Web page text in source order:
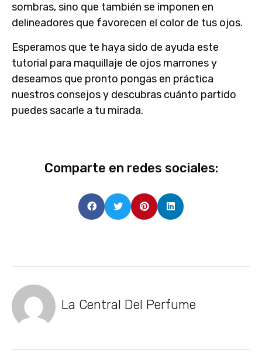
sombras, sino que también se imponen en
delineadores que favorecen el color de tus ojos.
Esperamos que te haya sido de ayuda este
tutorial para maquillaje de ojos marronesy
deseamos que pronto pongas en práctica
nuestros consejos y descubras cuánto partido
puedes sacarle a tu mirada.
Comparte en redes sociales:
La Central Del Perfume